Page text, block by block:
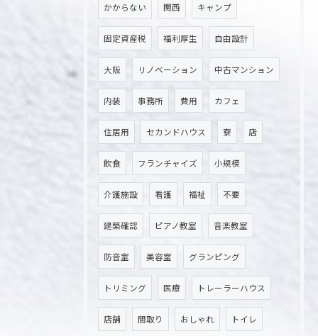
かからない 関西 キャンプ
固定資産税 福利厚生 自由設計
大阪 リノベーション 中古マンション
内装 事務所 費用 カフェ
住居用 セカンドハウス 寮 店
飲食 フランチャイズ 小規模
介護施設 看護 福祉 不要
建築確認 ピアノ教室 音楽教室
防音室 美容室 グランピング
トリミング 医療 トレーラーハウス
店舗 間取り おしゃれ トイレ